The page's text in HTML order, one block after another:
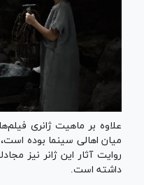
علاوه بر ماهیت ژانری
میان اهالی سینما بوده
روایت آثار این ژانر نیز
داشته است.